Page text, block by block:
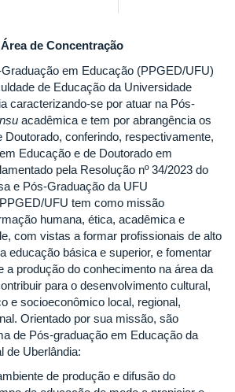
de Concentração
em Educação (PPGED/UFU)
de Educação da Universidade
caracterizando-se por atuar na Pós-
acadêmica e tem por abrangência os
Doutorado, conferindo, respectivamente,
Educação e de Doutorado em
pela Resolução nº 34/2023 do
e Pós-Graduação da UFU
UFU tem como missão
humana, ética, acadêmica e
com vistas a formar profissionais de alto
educação básica e superior, e fomentar
a produção do conhecimento na área da
para o desenvolvimento cultural,
e socioeconômico local, regional,
Orientado por sua missão, são
de Pós-graduação em Educação da
de Uberlândia:
de produção e difusão do